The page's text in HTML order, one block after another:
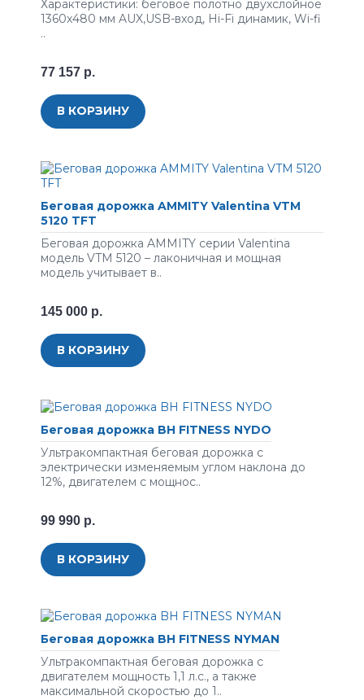
Характеристики: беговое полотно двухслойное
1360x480 мм AUX,USB-вход, Hi-Fi динамик, Wi-fi
..
77 157 р.
В КОРЗИНУ
Беговая дорожка AMMITY Valentina VTM
5120 TFT
Беговая дорожка AMMITY серии Valentina
модель VTM 5120 – лаконичная и мощная
модель учитывает в..
145 000 р.
В КОРЗИНУ
Беговая дорожка BH FITNESS NYDO
Ультракомпактная беговая дорожка с
электрически изменяемым углом наклона до
12%, двигателем с мощнос..
99 990 р.
В КОРЗИНУ
Беговая дорожка BH FITNESS NYMAN
Ультракомпактная беговая дорожка с
двигателем мощность 1,1 л.с., а также
максимальной скоростью до 1..